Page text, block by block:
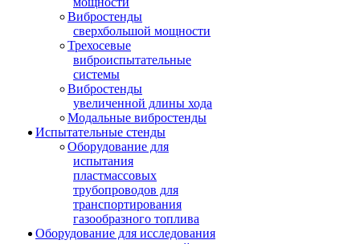
Вибростенды
сверхбольшой мощности
Трехосевые
виброиспытательные
системы
Вибростенды
увеличенной длины хода
Модальные вибростенды
Испытательные стенды
Оборудование для
испытания
пластмассовых
трубопроводов для
транспортирования
газообразного топлива
Оборудование для исследования